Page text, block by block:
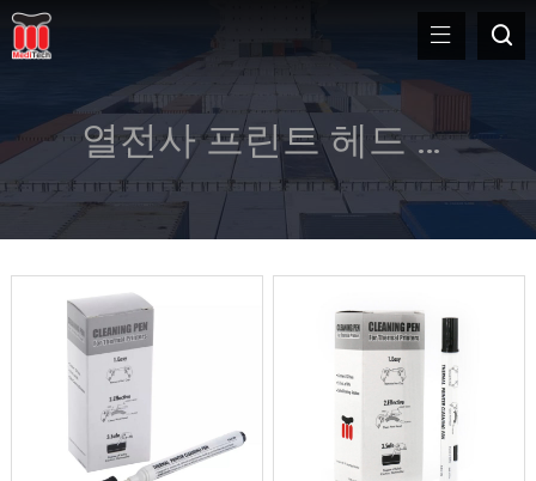
열전사 프린트 헤드 청소 펜